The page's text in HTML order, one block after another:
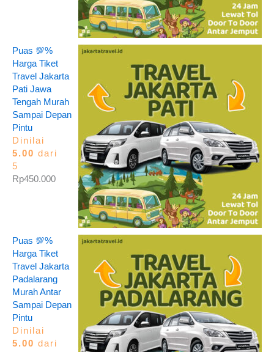
Puas 💯%
Harga Tiket
Travel Jakarta
Pati Jawa
Tengah Murah
Sampai Depan
Pintu
Dinilai
5.00 dari
5
Rp450.000
Puas 💯%
Harga Tiket
Travel Jakarta
Padalarang
Murah Antar
Sampai Depan
Pintu
Dinilai
5.00 dari